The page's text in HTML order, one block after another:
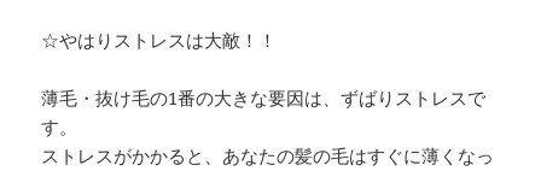
☆やはりストレスは大敵！！
薄毛・抜け毛の1番の大きな要因は、ずばりストレスで
す。
ストレスがかかると、あなたの髪の毛はすぐに薄くなっ